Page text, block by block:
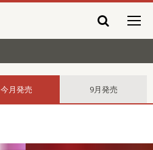
今月発売 9月発売